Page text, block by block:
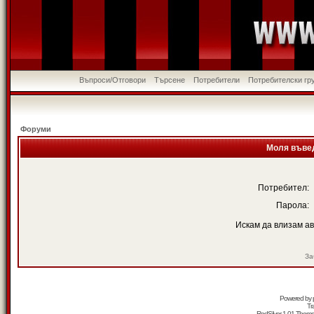
Въпроси/Отговори Търсене Потребители Потребителски
Форуми
Моля
Потребител:
Парола:
Искам да влизам
Powered by